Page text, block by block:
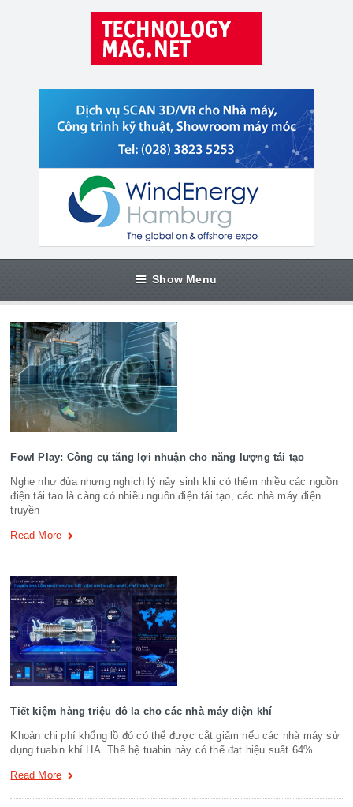
Show Menu
Fowl Play: Công cụ tăng lợi nhuận cho năng lượng tái tạo
Nghe như đùa nhưng nghịch lý nảy sinh khi có thêm nhiều các nguồn
điện tái tạo là càng có nhiều nguồn điện tái tạo, các nhà máy điện
truyền
Read More
Tiết kiệm hàng triệu đô la cho các nhà máy điện khí
Khoản chi phí khổng lồ đó có thể được cắt giảm nếu các nhà máy sử
dụng tuabin khí HA. Thế hệ tuabin này có thể đạt hiệu suất 64%
Read More